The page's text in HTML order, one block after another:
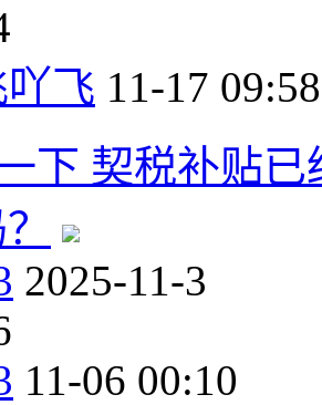
飞 11-17 09:58
下 契税补贴
2025-11-3
11-06 00:10